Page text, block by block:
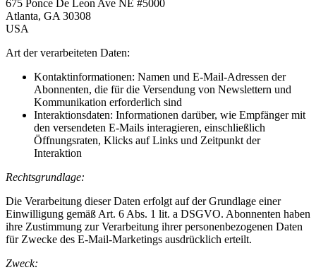
675 Ponce De Leon Ave NE #5000
Atlanta, GA 30308
USA
Art der verarbeiteten Daten:
Kontaktinformationen: Namen und E-Mail-Adressen der
Abonnenten, die für die Versendung von Newslettern und
Kommunikation erforderlich sind
Interaktionsdaten: Informationen darüber, wie Empfänger mit
den versendeten E-Mails interagieren, einschließlich
Öffnungsraten, Klicks auf Links und Zeitpunkt der
Interaktion
Rechtsgrundlage:
Die Verarbeitung dieser Daten erfolgt auf der Grundlage einer
Einwilligung gemäß Art. 6 Abs. 1 lit. a DSGVO. Abonnenten haben
ihre Zustimmung zur Verarbeitung ihrer personenbezogenen Daten
für Zwecke des E-Mail-Marketings ausdrücklich erteilt.
Zweck: